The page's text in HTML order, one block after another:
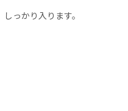
っかり入ります。